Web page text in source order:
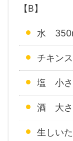
【B】
水
チキン
塩 小さ
酒 大さ
生しい